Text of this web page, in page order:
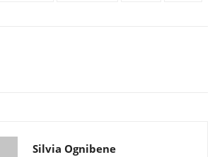
Silvia Ognibene